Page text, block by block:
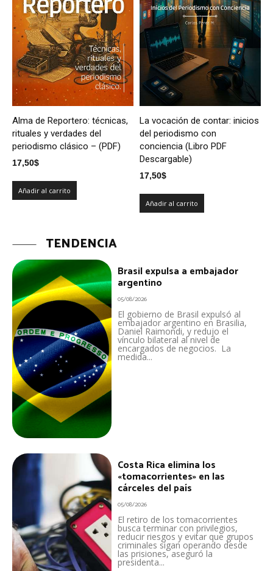
Alma de Reportero: técnicas,
rituales y verdades del
periodismo clásico – (PDF)
17,50$
Añadir al carrito
La vocación de contar: inicios
del periodismo con
conciencia (Libro PDF
Descargable)
17,50$
Añadir al carrito
TENDENCIA
Brasil expulsa a embajador
argentino
05/08/2026
El gobierno de Brasil expulsó al
embajador argentino en Brasilia,
Daniel Raimondi, y redujo el
vínculo bilateral al nivel de
encargados de negocios. La
medida...
Costa Rica elimina los
«tomacorrientes» en las
cárceles del país
05/08/2026
El retiro de los tomacorrientes
busca terminar con privilegios,
reducir riesgos y evitar que grupos
criminales sigan operando desde
las prisiones, aseguró la
presidenta...